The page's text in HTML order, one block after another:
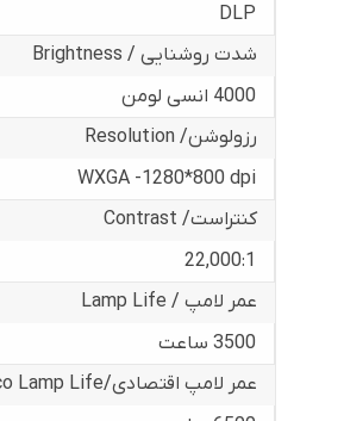
DLP
شدت روشنایی / Brightness
4000 انسی لومن
رزولوشن/ Resolution
WXGA -1280*800 dpi
کنتراست/ Contrast
22,000:1
عمر لامپ / Lamp Life
3500 ساعت
عمر لامپ اقتصادی/Eco Lamp Life